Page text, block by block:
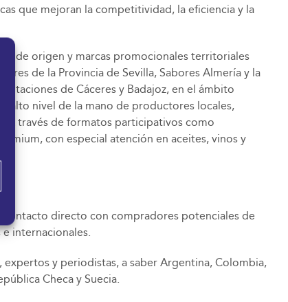
que mejoran la competitividad, la eficiencia y la
de origen y marcas promocionales territoriales
de la Provincia de Sevilla, Sabores Almería y la
de Cáceres y Badajoz, en el ámbito
alto nivel de la mano de productores locales,
A través de formatos participativos como
con especial atención en aceites, vinos y
contacto directo con compradores potenciales de
internacionales.
y periodistas, a saber Argentina, Colombia,
Checa y Suecia.